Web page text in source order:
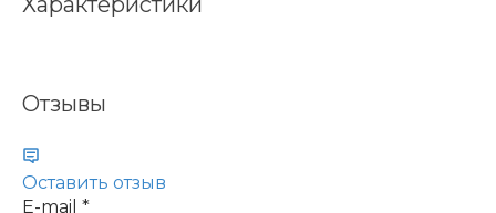
Отзывы
Оставить отзыв
E-mail *